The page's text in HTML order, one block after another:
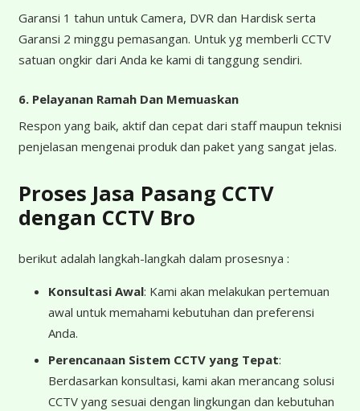
Garansi 1 tahun untuk Camera, DVR dan Hardisk serta
Garansi 2 minggu pemasangan. Untuk yg memberli CCTV
satuan ongkir dari Anda ke kami di tanggung sendiri.
6. Pelayanan Ramah Dan Memuaskan
Respon yang baik, aktif dan cepat dari staff maupun teknisi
penjelasan mengenai produk dan paket yang sangat jelas.
Proses Jasa Pasang CCTV
dengan CCTV Bro
berikut adalah langkah-langkah dalam prosesnya :
Konsultasi Awal: Kami akan melakukan pertemuan
awal untuk memahami kebutuhan dan preferensi
Anda.
Perencanaan Sistem CCTV yang Tepat:
Berdasarkan konsultasi, kami akan merancang solusi
CCTV yang sesuai dengan lingkungan dan kebutuhan